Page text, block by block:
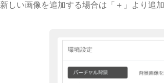
新しい画像を追加する場合は「＋」より追加